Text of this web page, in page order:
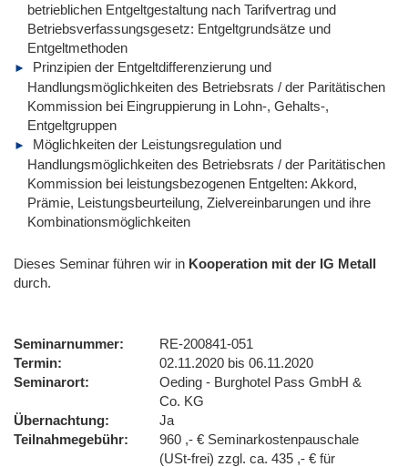
betrieblichen Entgeltgestaltung nach Tarifvertrag und
Betriebsverfassungsgesetz: Entgeltgrundsätze und
Entgeltmethoden
Prinzipien der Entgeltdifferenzierung und
Handlungsmöglichkeiten des Betriebsrats / der Paritätischen
Kommission bei Eingruppierung in Lohn-, Gehalts-,
Entgeltgruppen
Möglichkeiten der Leistungsregulation und
Handlungsmöglichkeiten des Betriebsrats / der Paritätischen
Kommission bei leistungsbezogenen Entgelten: Akkord,
Prämie, Leistungsbeurteilung, Zielvereinbarungen und ihre
Kombinationsmöglichkeiten
Dieses Seminar führen wir in Kooperation mit der IG Metall
durch.
Seminarnummer
RE-200841-051
Termin
02.11.2020 bis 06.11.2020
Seminarort
Oeding - Burghotel Pass GmbH &
Co. KG
Übernachtung
Ja
Teilnahmegebühr
960 ,- € Seminarkostenpauschale
(USt-frei) zzgl. ca. 435 ,- € für